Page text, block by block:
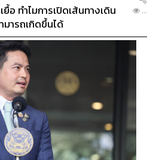
ทำไมการเปิดเส้นทางเดิน
มารถเกิดขึ้นได้
...